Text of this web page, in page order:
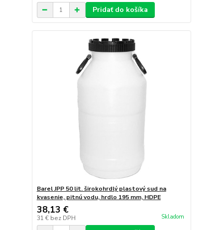
Pridať do košíka
Barel JPP 50 lit. širokohrdlý plastový sud na
kvasenie, pitnú vodu, hrdlo 195 mm, HDPE
38,13 €
31 € bez DPH Skladom